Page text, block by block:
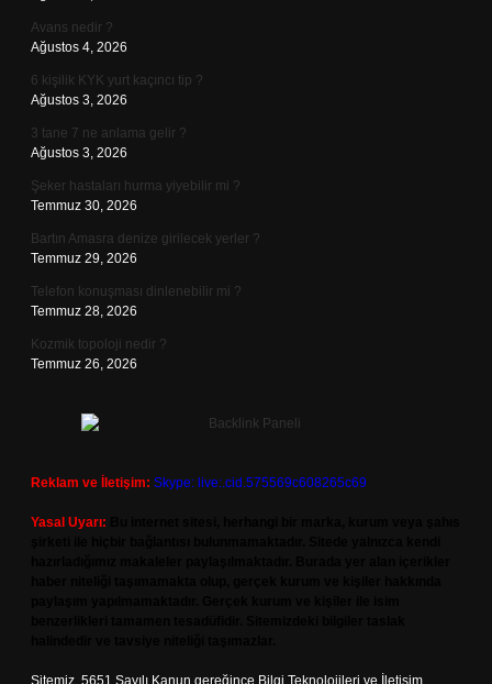
Avans nedir ?
Ağustos 4, 2026
6 kişilik KYK yurt kaçıncı tip ?
Ağustos 3, 2026
3 tane 7 ne anlama gelir ?
Ağustos 3, 2026
Şeker hastaları hurma yiyebilir mi ?
Temmuz 30, 2026
Bartın Amasra denize girilecek yerler ?
Temmuz 29, 2026
Telefon konuşması dinlenebilir mi ?
Temmuz 28, 2026
Kozmik topoloji nedir ?
Temmuz 26, 2026
Reklam ve İletişim: Skype: live:.cid.575569c608265c69
Yasal Uyarı:
Sitemiz, 5651 Sayılı Kanun gereğince Bilgi Teknolojileri ve İletişim